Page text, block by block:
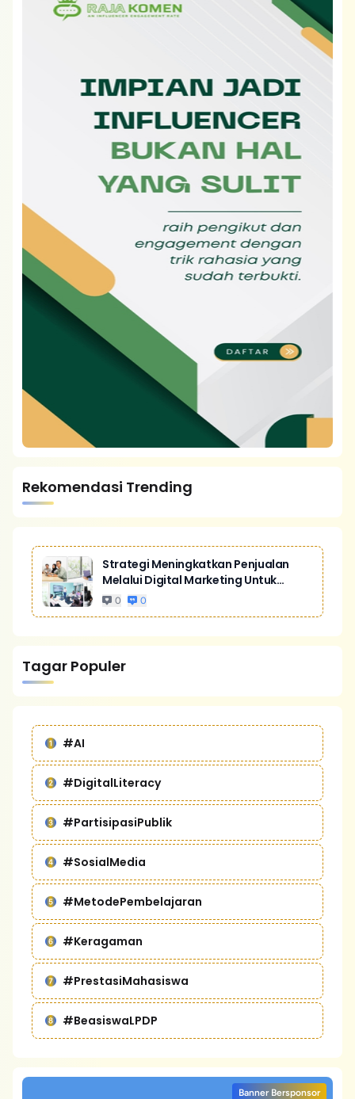
Rekomendasi Trending
Strategi Meningkatkan Penjualan
Melalui Digital Marketing Untuk
Bisnis Yang Lebih Kompetitif
0 0
Tagar Populer
#AI
#DigitalLiteracy
#PartisipasiPublik
#SosialMedia
#MetodePembelajaran
#Keragaman
#PrestasiMahasiswa
#BeasiswaLPDP
Banner Bersponsor